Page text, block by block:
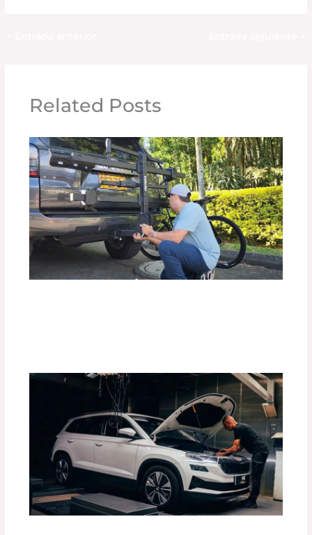
Related Posts